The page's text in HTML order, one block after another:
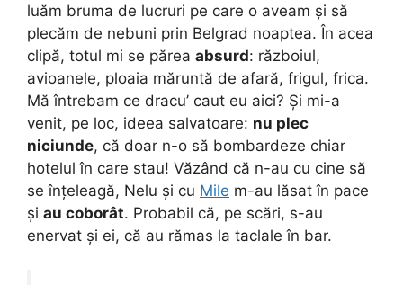
luăm bruma de lucruri pe care o aveam și să
plecăm de nebuni prin Belgrad noaptea. În acea
clipă, totul mi se părea absurd: războiul,
avioanele, ploaia măruntă de afară, frigul, frica.
Mă întrebam ce dracu’ caut eu aici? Și mi-a
venit, pe loc, ideea salvatoare: nu plec
niciunde, că doar n-o să bombardeze chiar
hotelul în care stau! Văzând că n-au cu cine să
se înțeleagă, Nelu și cu Mile m-au lăsat în pace
și au coborât. Probabil că, pe scări, s-au
enervat și ei, că au rămas la taclale în bar.